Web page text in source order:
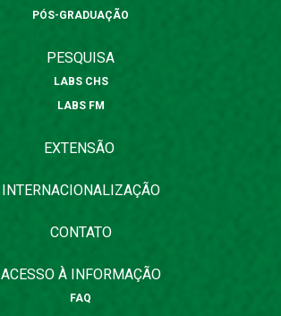
PÓS-GRADUAÇÃO
PESQUISA
LABS CHS
LABS FM
EXTENSÃO
INTERNACIONALIZAÇÃO
CONTATO
ACESSO À INFORMAÇÃO
FAQ